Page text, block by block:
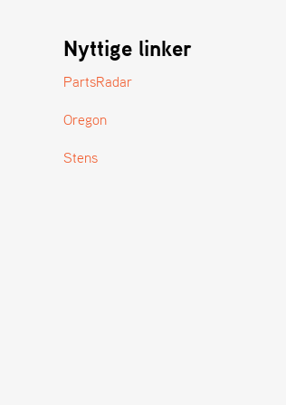
Nyttige linker
PartsRadar
Oregon
Stens